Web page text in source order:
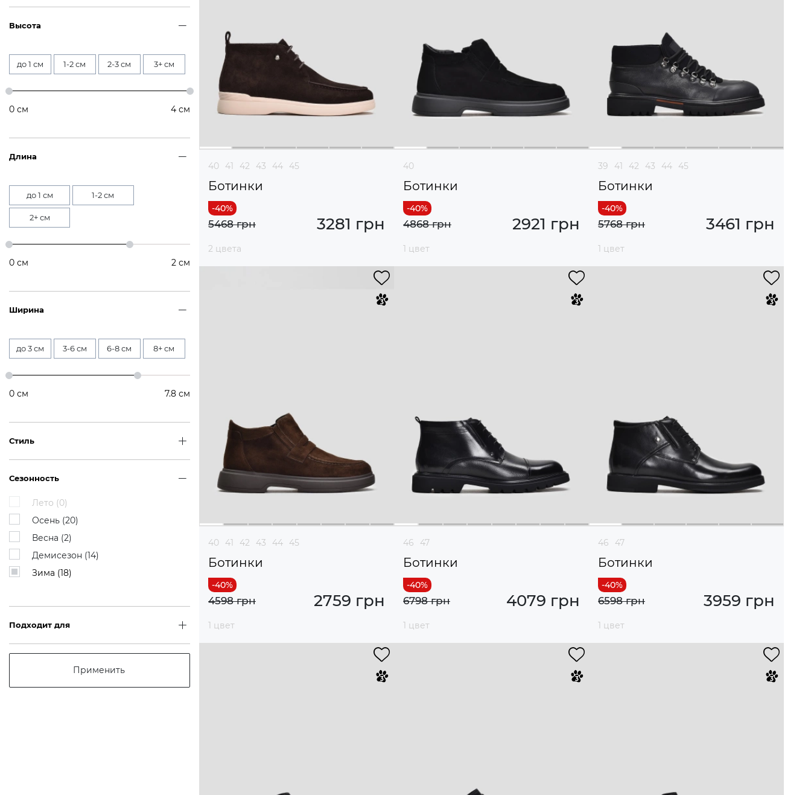
Высота
до 1 см 1-2 см 2-3 см 3+ см
0 см 4 см
Длина
до 1 см 1-2 см
2+ см
0 см 2 см
Ширина
до 3 см 3-6 см 6-8 см 8+ см
0 см 7.8 см
Стиль
Сезонность
Лето (0)
Осень (20)
Весна (2)
Демисезон (14)
Зима (18)
Подходит для
Применить
40 41 42 43 44 45
Ботинки
3281 грн
5468 грн
2 цвета
40
Ботинки
2921 грн
4868 грн
1 цвет
39 41 42 43 44 45
Ботинки
3461 грн
5768 грн
1 цвет
40 41 42 43 44 45
Ботинки
2759 грн
4598 грн
1 цвет
46 47
Ботинки
4079 грн
6798 грн
1 цвет
46 47
Ботинки
3959 грн
6598 грн
1 цвет